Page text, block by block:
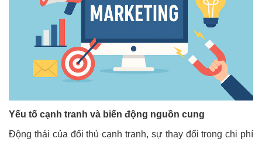
Yếu tố cạnh tranh và biến động nguồn cung
Động thái của đối thủ cạnh tranh, sự thay đổi trong chi phí